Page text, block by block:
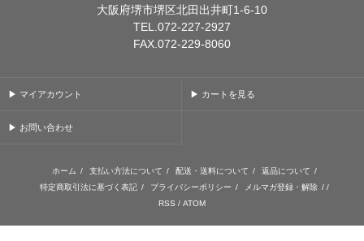
大阪府堺市堺区北田出井町1-6-10
TEL.072-227-2927
FAX.072-229-8060
▶ マイアカウント ▶ カートを見る
▶ お問い合わせ
ホーム / 支払い方法について / 配送・送料について / 返品について /
特定商取引法に基づく表記 / プライバシーポリシー / メルマガ登録・解除 / /
RSS / ATOM